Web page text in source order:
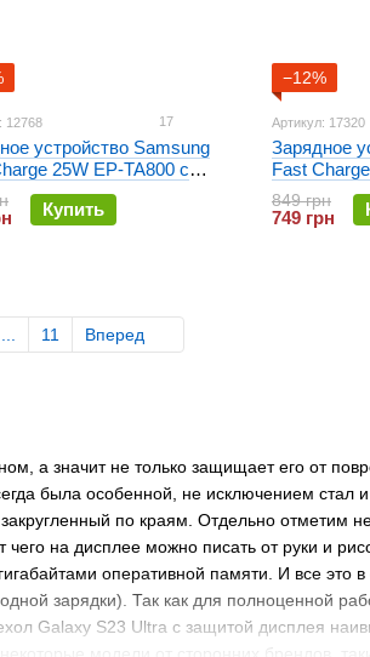
а значит не только защищает его от
была особенной, не исключением стал
по краям. Отдельно отметим
на дисплее можно писать от руки и
оперативной памяти. И все это в
зарядки). Так как для полноценной
Galaxy S23 Ultra с защитой дисплея
12768 17
устройство Samsung
25W EP-TA800 с
Type-C Черное
Купить
−12%
Артикул: 17320
Зарядное
Fast
Черное
849 грн
749 грн
11 Вперед